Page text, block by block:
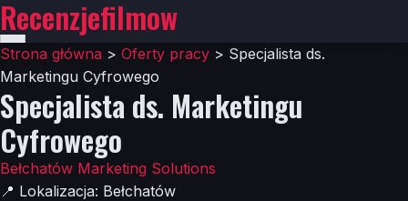
Recenzjefilmow
Strona główna > Oferty pracy > Specjalista ds.
Marketingu Cyfrowego
Specjalista ds. Marketingu
Cyfrowego
Bełchatów Marketing Solutions
📍 Lokalizacja: Bełchatów